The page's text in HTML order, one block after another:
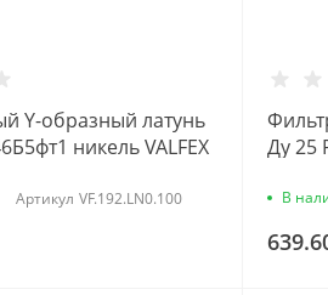
Y-образный латунь
никель VALFEX
Артикул VF.192.LN0.100
Ду 25
В